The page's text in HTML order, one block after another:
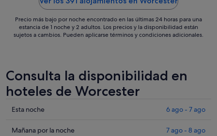
Precio más bajo por noche encontrado en las últimas 24 horas para una
estancia de 1 noche y 2 adultos. Los precios y la disponibilidad están
sujetos a cambios. Pueden aplicarse términos y condiciones adicionales.
Consulta la disponibilidad en
hoteles de Worcester
Comprueba
precios
Esta noche 6 ago - 7 ago
Comprueba
Mañana por la noche 7 ago - 8 ago